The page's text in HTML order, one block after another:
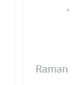
Raman